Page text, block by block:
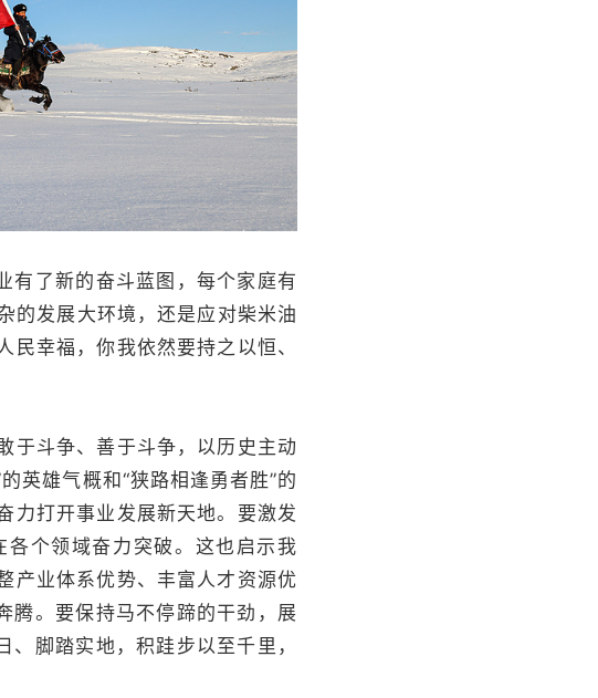
了新的奋斗蓝图，每个家庭有
的发展大环境，还是应对柴米油
幸福，你我依然要持之以恒、
斗争、善于斗争，以历史主动
英雄气概和“狭路相逢勇者胜”的
力打开事业发展新天地。要激发
个领域奋力突破。这也启示我
产业体系优势、丰富人才资源优
腾。要保持马不停蹄的干劲，展
脚踏实地，积跬步以至千里，